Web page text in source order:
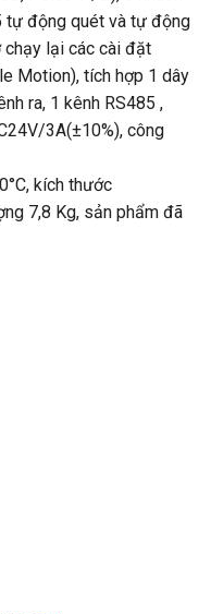
tự động quét và tự động
chạy lại các cài đặt
Motion), tích hợp 1 dây
ra, 1 kênh RS485 ,
3A(±10%), công
kích thước
7,8 Kg, sản phẩm đã